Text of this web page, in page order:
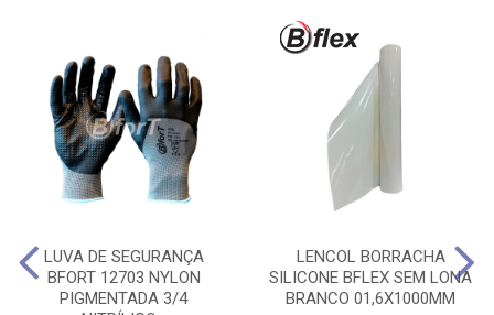
LUVA DE SEGURANÇA
BFORT 12703 NYLON
PIGMENTADA 3/4
LENCOL BORRACHA
SILICONE BFLEX SEM LONA
BRANCO 01,6X1000MM